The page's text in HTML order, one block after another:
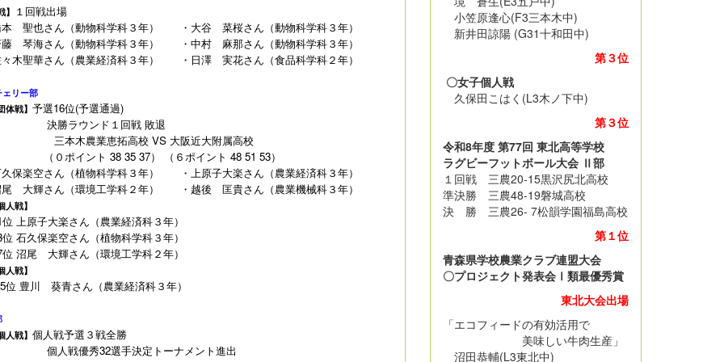
１回戦出場
聖也さん（動物科学科３年） ・大谷 菜桜さん（動物科学科３年）
琴海さん（動物科学科３年） ・中村 麻那さん（動物科学科３年）
木聖華さん（農業経済科３年） ・日澤 実花さん（食品科学科２年）
リー部
体戦】 予選16位(予選通過)
ラウンド１回戦 敗退
農業恵拓高校 VS 大阪近大附属高校
イント 38 35 37） （６ポイント 48 51 53）
保楽空さん（植物科学科３年） ・上原子大楽さん（農業経済科３年）
大輝さん（環境工学科２年） ・越後 匡貴さん（農業機械科３年）
人戦】
上原子大楽さん（農業経済科３年）
石久保楽空さん（植物科学科３年）
沼尾 大輝さん（環境工学科２年）
人戦】
豊川 葵青さん（農業経済科３年）
人戦】 個人戦予選３戦全勝
優秀32選手決定トーナメント進出
小笠原逢心(F3三本木中)
新井田諒陽 (G31十和田中)
第３位
〇女子個人戦
久保田こはく(L3木ノ下中)
第３位
令和8年度 第77回 東北高等学校
ラグビーフットボール大会 Ⅱ部
１回戦 三農20-15黒沢尻北高校
準決勝 三農48-19磐城高校
決 勝 三農26- 7松韻学園福島高校
第１位
青森県学校農業クラブ連盟大会
〇プロジェクト発表会Ⅰ類最優秀賞
東北大会出場
「エコフィードの有効活用で
美味しい牛肉生産」
沼田恭輔(L3東北中)